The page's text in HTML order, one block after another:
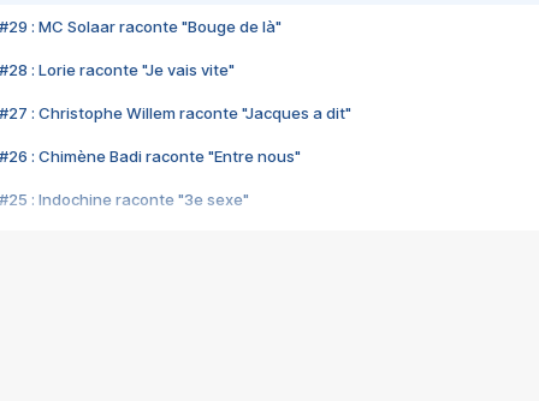
#29 : MC Solaar raconte "Bouge de là"
#28 : Lorie raconte "Je vais vite"
#27 : Christophe Willem raconte "Jacques a dit"
#26 : Chimène Badi raconte "Entre nous"
#25 : Indochine raconte "3e sexe"